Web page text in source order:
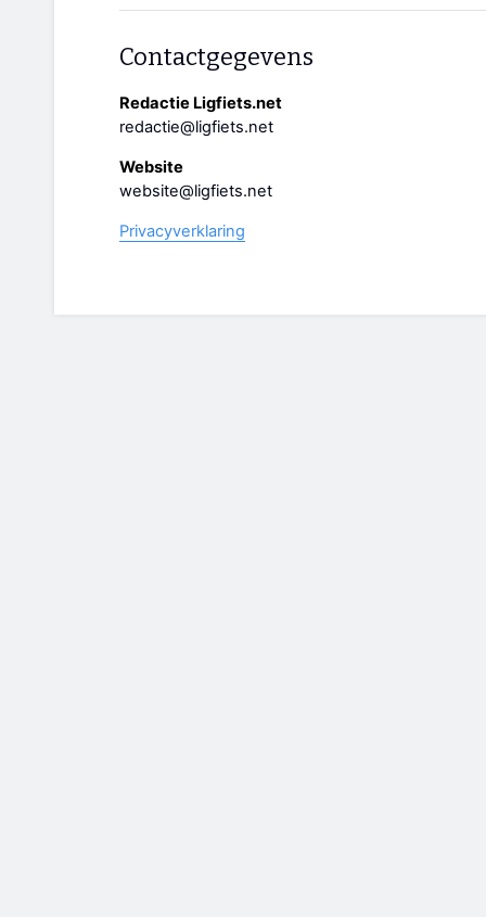
Contactgegevens
Redactie Ligfiets.net
redactie@ligfiets.net
Website
website@ligfiets.net
Privacyverklaring